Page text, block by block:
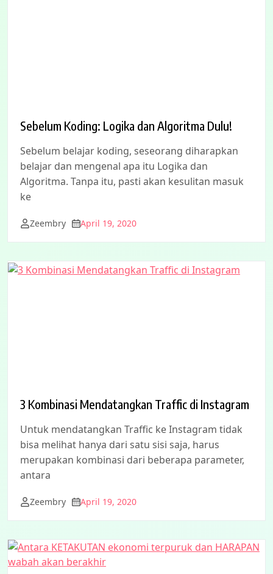
Sebelum Koding: Logika dan Algoritma Dulu!
Sebelum belajar koding, seseorang diharapkan
belajar dan mengenal apa itu Logika dan
Algoritma. Tanpa itu, pasti akan kesulitan masuk
ke
Zeembry April 19, 2020
3 Kombinasi Mendatangkan Traffic di Instagram
Untuk mendatangkan Traffic ke Instagram tidak
bisa melihat hanya dari satu sisi saja, harus
merupakan kombinasi dari beberapa parameter,
antara
Zeembry April 19, 2020